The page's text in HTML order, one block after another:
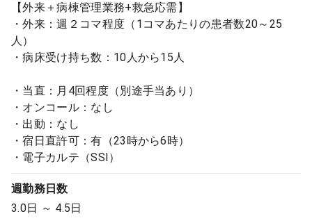
【外来＋病棟管理業務+救急応需】
・外来：週２コマ程度（1コマあたりの患者数20～25
人）
・病床受け持ち数：10人から15人
・当直：月4回程度（別途手当あり）
・オンコール：なし
・出動：なし
・宿日直許可：有（23時から6時）
・電子カルテ（SSI）
週勤務日数
3.0日 ～ 4.5日